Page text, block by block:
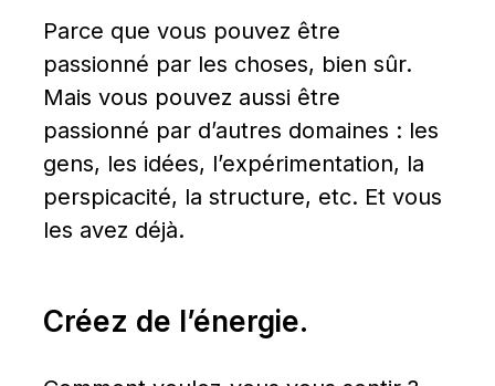
Parce que vous pouvez être
passionné par les choses, bien sûr.
Mais vous pouvez aussi être
passionné par d’autres domaines : les
gens, les idées, l’expérimentation, la
perspicacité, la structure, etc. Et vous
les avez déjà.
Créez de l’énergie.